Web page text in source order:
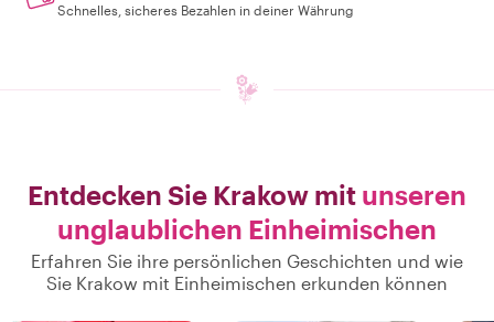
Schnelles, sicheres Bezahlen in deiner Währung
Entdecken Sie Krakow mit unseren
unglaublichen Einheimischen
Erfahren Sie ihre persönlichen Geschichten und wie
Sie Krakow mit Einheimischen erkunden können